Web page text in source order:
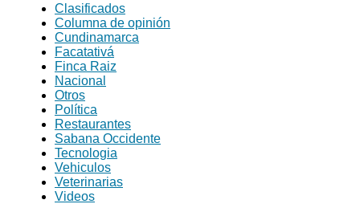
Clasificados
Columna de opinión
Cundinamarca
Facatativá
Finca Raiz
Nacional
Otros
Política
Restaurantes
Sabana Occidente
Tecnologia
Vehiculos
Veterinarias
Videos